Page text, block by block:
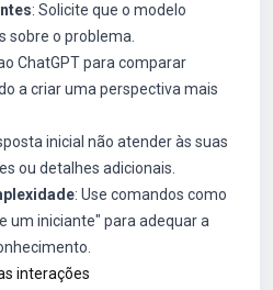
: Solicite que o modelo
o problema.
ChatGPT para comparar
a criar uma perspectiva mais
inicial não atender às suas
ou detalhes adicionais.
: Use comandos como
um iniciante" para adequar a
interações